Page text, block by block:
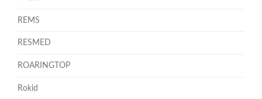
REMS
RESMED
ROARINGTOP
Rokid